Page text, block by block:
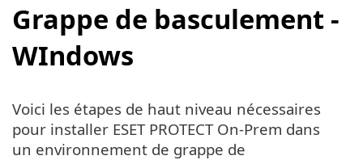
Grappe de basculement -
WIndows
Voici les étapes de haut niveau nécessaires
pour installer ESET PROTECT On-Prem dans
un environnement de grappe de